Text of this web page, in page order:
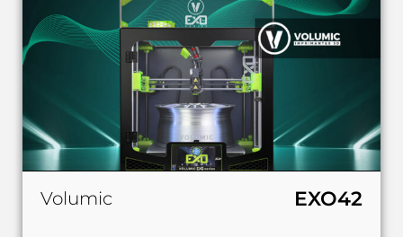
Volumic EXO42